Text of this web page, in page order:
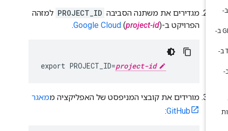
מגדירים את משתנה הסביבה PROJECT_ID למזהה
הפרויקט ב-
Google Cloud(project-id).
export PROJECT_ID=project-id
מורידים את קובצי המניפסט של האפליקציה ממאגר
GitHub
: